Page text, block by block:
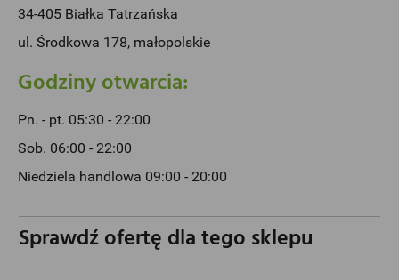
34-405 Białka Tatrzańska
ul. Środkowa 178, małopolskie
Godziny otwarcia:
Pn. - pt. 05:30 - 22:00
Sob. 06:00 - 22:00
Niedziela handlowa 09:00 - 20:00
Sprawdź ofertę dla tego sklepu